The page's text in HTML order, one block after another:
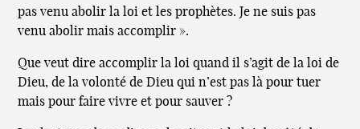
pas venu abolir la loi et les prophètes. Je ne suis pas
venu abolir mais accomplir ».
Que veut dire accomplir la loi quand il s’agit de la loi de
Dieu, de la volonté de Dieu qui n’est pas là pour tuer
mais pour faire vivre et pour sauver ?